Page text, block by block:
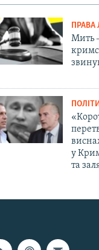
Мить
у
та